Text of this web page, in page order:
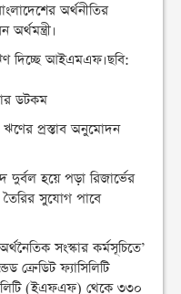
অর্থনীতির
দিচ্ছে আইএমএফ।ছবি:
ডটকম
ঋণের প্রস্তাব অনুমোদন
হয়ে পড়া রিজার্ভের
তৈরির সুযোগ পাবে
সংস্কার কর্মসূচিতে’
ক্রেডিট ফ্যাসিলিটি
(ইএফএফ) থেকে ৩৩০